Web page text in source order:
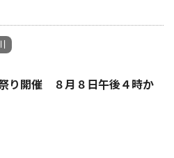
り開催 ８月８日午後４時か